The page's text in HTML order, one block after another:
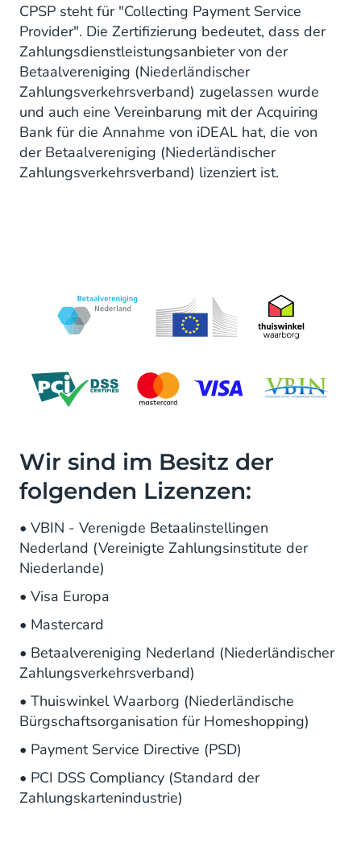
CPSP steht für "Collecting Payment Service
Provider". Die Zertifizierung bedeutet, dass der
Zahlungsdienstleistungsanbieter von der
Betaalvereniging (Niederländischer
Zahlungsverkehrsverband) zugelassen wurde
und auch eine Vereinbarung mit der Acquiring
Bank für die Annahme von iDEAL hat, die von
der Betaalvereniging (Niederländischer
Zahlungsverkehrsverband) lizenziert ist.
Wir sind im Besitz der
folgenden Lizenzen:
• VBIN - Verenigde Betaalinstellingen
Nederland (Vereinigte Zahlungsinstitute der
Niederlande)
• Visa Europa
• Mastercard
• Betaalvereniging Nederland (Niederländischer
Zahlungsverkehrsverband)
• Thuiswinkel Waarborg (Niederländische
Bürgschaftsorganisation für Homeshopping)
• Payment Service Directive (PSD)
• PCI DSS Compliancy (Standard der
Zahlungskartenindustrie)